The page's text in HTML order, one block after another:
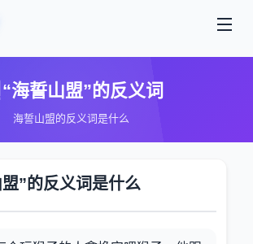
“海誓山盟”的反义词
海誓山盟的反义词是什么
”的反义词是什么